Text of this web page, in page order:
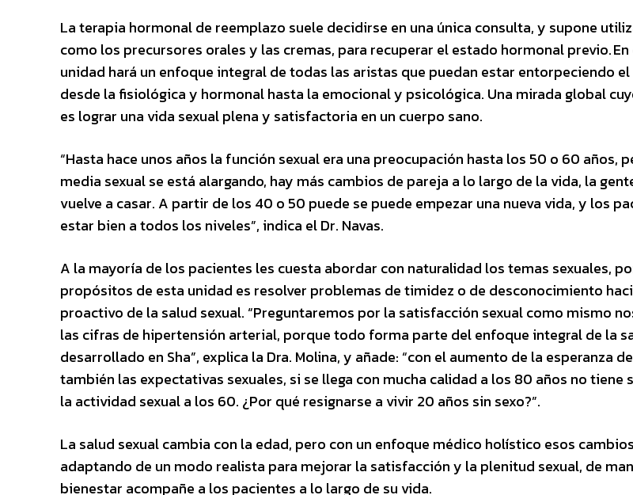
La terapia hormonal de reemplazo suele decidirse en una única consulta, y supone
como los precursores orales y las cremas, para recuperar el estado hormonal previo. En
unidad hará un enfoque integral de todas las aristas que puedan estar entorpeciendo
desde la fisiológica y hormonal hasta la emocional y psicológica. Una mirada global
es lograr una vida sexual plena y satisfactoria en un cuerpo sano.
“Hasta hace unos años la función sexual era una preocupación hasta los 50 o 60 años,
media sexual se está alargando, hay más cambios de pareja a lo largo de la vida, la
vuelve a casar. A partir de los 40 o 50 puede se puede empezar una nueva vida, y los
estar bien a todos los niveles”, indica el Dr. Navas.
A la mayoría de los pacientes les cuesta abordar con naturalidad los temas sexuales,
propósitos de esta unidad es resolver problemas de timidez o de desconocimiento
proactivo de la salud sexual. “Preguntaremos por la satisfacción sexual como mismo
las cifras de hipertensión arterial, porque todo forma parte del enfoque integral de la
desarrollado en Sha”, explica la Dra. Molina, y añade: “con el aumento de la esperanza
también las expectativas sexuales, si se llega con mucha calidad a los 80 años no tiene
la actividad sexual a los 60. ¿Por qué resignarse a vivir 20 años sin sexo?”.
La salud sexual cambia con la edad, pero con un enfoque médico holístico esos
adaptando de un modo realista para mejorar la satisfacción y la plenitud sexual, de
bienestar acompañe a los pacientes a lo largo de su vida.